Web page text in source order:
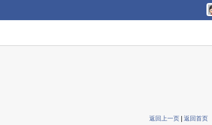
返回上一页 返回首页